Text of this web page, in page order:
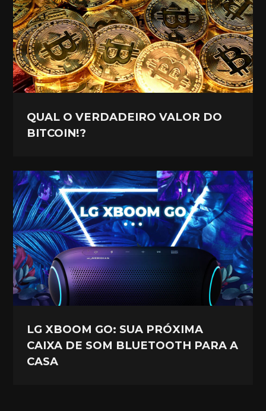
QUAL O VERDADEIRO VALOR DO
BITCOIN!?
LG XBOOM GO: SUA PRÓXIMA
CAIXA DE SOM BLUETOOTH PARA A
CASA